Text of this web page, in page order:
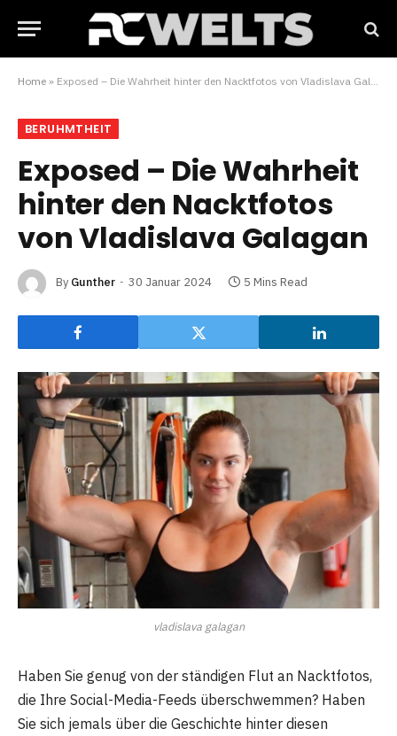
Home » Exposed – Die Wahrheit hinter den Nacktfotos von Vladislava Galagan
BERUHMTHEIT
Exposed – Die Wahrheit
hinter den Nacktfotos
von Vladislava Galagan
By Gunther 30 Januar 2024 5 Mins Read
vladislava galagan
Haben Sie genug von der ständigen Flut an Nacktfotos,
die Ihre Social-Media-Feeds überschwemmen? Haben
Sie sich jemals über die Geschichte hinter diesen